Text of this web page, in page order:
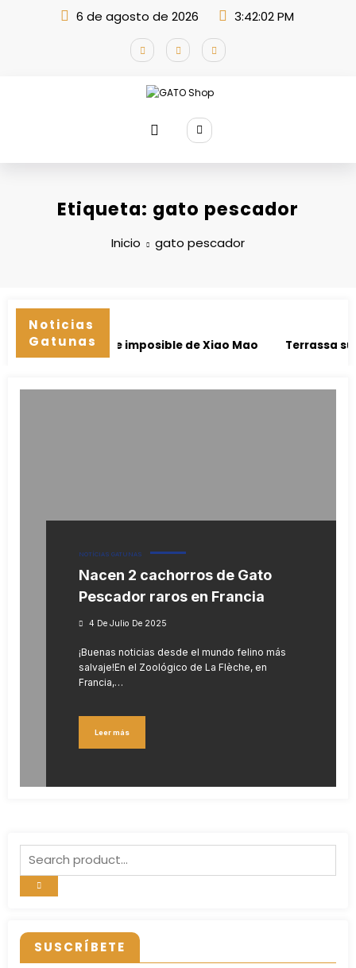
6 de agosto de 2026 3:42:02 PM
Etiqueta: gato pescador
Inicio gato pescador
Noticias
Gatunas
el viaje imposible de Xiao Mao Terrassa
NOTÍCIAS GATUNAS
Nacen 2 cachorros de Gato
Pescador raros en Francia
4 De Julio De 2025
¡Buenas noticias desde el mundo felino más
salvaje!En el Zoológico de La Flèche, en
Francia,…
Leer más
SUSCRÍBETE